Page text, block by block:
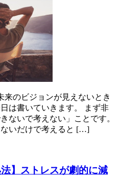
のビジョンが見えないとき
は書いていきます。 まず非
ないで考えない」ことです。
いだけで考えると […]
】ストレスが劇的に減